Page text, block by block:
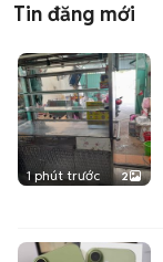
Tin đăng mới
1 phút trước 2